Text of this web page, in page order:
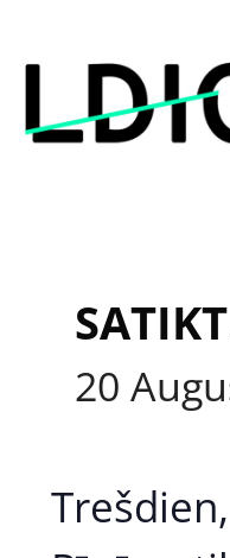
20